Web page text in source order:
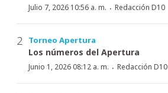
Julio 7, 2026 10:56 a. m. · Redacción D10
Torneo Apertura
Los números del Apertura
Junio 1, 2026 08:12 a. m. · Redacción D10